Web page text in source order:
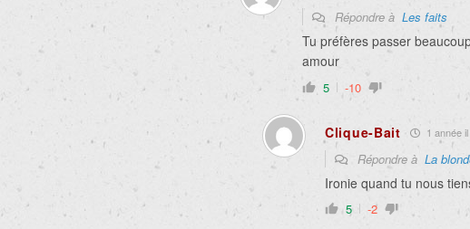
Répondre à Les faits
Tu préfères passer
amour
5 -10
Clique-Bait 1 année
Répondre à La
Ironie quand tu nous
5 -2